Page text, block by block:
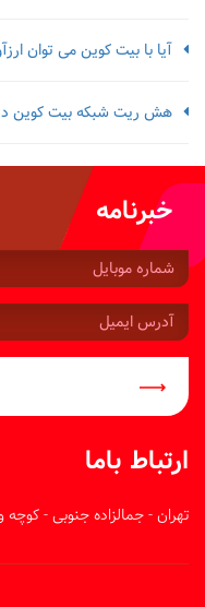
آیا با بیت کوین می توان
هش ریت شبکه بیت کوین در هفته
خبرنامه
شماره
موبایل:
آدرس
ایمیل:
ارتباط باما
تهران - جمالزاده جنوبی - کوچه